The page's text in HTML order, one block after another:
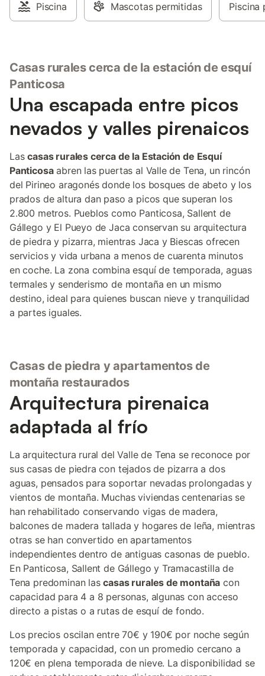
Piscina Mascotas permitidas Piscina
Casas rurales cerca de la estación de esquí
Panticosa
Una escapada entre picos
nevados y valles pirenaicos
Lascasas rurales cerca de la Estación de Esquí
Panticosaabren las puertas al Valle de Tena, un rincón
del Pirineo aragonés donde los bosques de abeto y los
prados de altura dan paso a picos que superan los
2.800 metros. Pueblos como Panticosa, Sallent de
Gállego y El Pueyo de Jaca conservan su arquitectura
de piedra y pizarra, mientras Jaca y Biescas ofrecen
servicios y vida urbana a menos de cuarenta minutos
en coche. La zona combina esquí de temporada, aguas
termales y senderismo de montaña en un mismo
destino, ideal para quienes buscan nieve y tranquilidad
a partes iguales.
Casas de piedra y apartamentos de
montaña restaurados
Arquitectura pirenaica
adaptada al frío
La arquitectura rural del Valle de Tena se reconoce por
sus casas de piedra con tejados de pizarra a dos
aguas, pensados para soportar nevadas prolongadas y
vientos de montaña. Muchas viviendas centenarias se
han rehabilitado conservando vigas de madera,
balcones de madera tallada y hogares de leña, mientras
otras se han convertido en apartamentos
independientes dentro de antiguas casonas de pueblo.
En Panticosa, Sallent de Gállego y Tramacastilla de
Tena predominan lascasas rurales de montaña con
capacidad para 4 a 8 personas, algunas con acceso
directo a pistas o a rutas de esquí de fondo.
Los precios oscilan entre 70€ y 190€ por noche según
temporada y capacidad, con un promedio cercano a
120€ en plena temporada de nieve. La disponibilidad se